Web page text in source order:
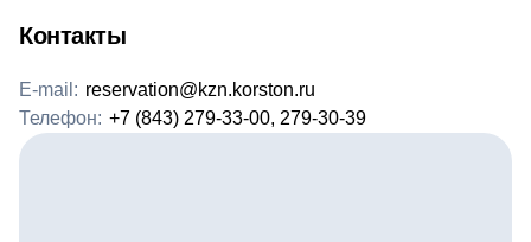
Контакты
E-mail: reservation@kzn.korston.ru
Телефон: +7 (843) 279-33-00, 279-30-39